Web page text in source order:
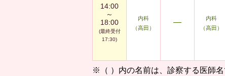
14:00
～
18:00
(最終受付
17:30)
内科
（高田）
―
内科
（高田）
※（ ）内の名前は、診察する医師名